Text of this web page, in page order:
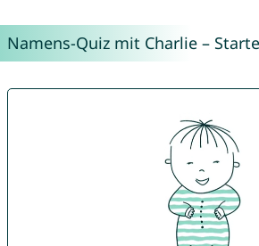
Namens-Quiz mit Charlie –